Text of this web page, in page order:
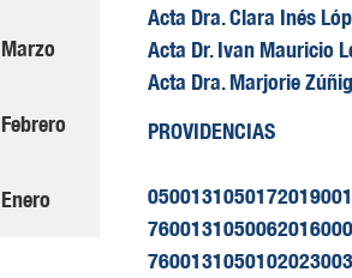
Marzo
Febrero
Enero
Acta Dra. Clara Inés
Acta Dr. Ivan Mauricio
Acta Dra. Marjorie
PROVIDENCIAS